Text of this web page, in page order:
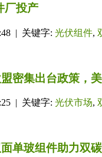
厂投产
| 关键字: 光伏组件,
密集出台政策，
| 关键字: 光伏市场,
单玻组件助力双